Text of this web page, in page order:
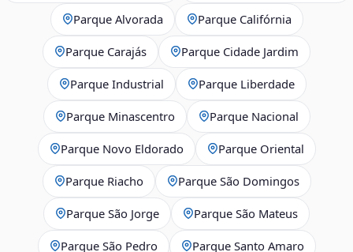
Parque Alvorada Parque Califórnia
Parque Carajás Parque Cidade Jardim
Parque Industrial Parque Liberdade
Parque Minascentro Parque Nacional
Parque Novo Eldorado Parque Oriental
Parque Riacho Parque São Domingos
Parque São Jorge Parque São Mateus
Parque São Pedro Parque Santo Amaro